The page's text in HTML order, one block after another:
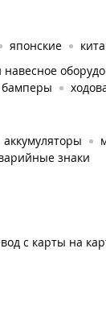
японские
навесное
бамперы
аккумуляторы
знаки
с карты на